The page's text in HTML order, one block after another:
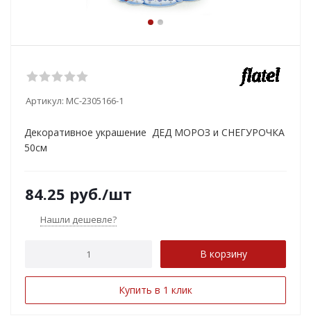
Артикул: MC-2305166-1
Декоративное украшение ДЕД МОРОЗ и СНЕГУРОЧКА
50см
84.25 руб./шт
Нашли дешевле?
В корзину
Купить в 1 клик